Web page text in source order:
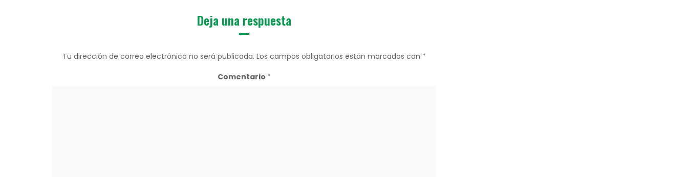
Deja una respuesta
Tu dirección de correo electrónico no será publicada. Los campos obligatorios están marcados con *
Comentario *